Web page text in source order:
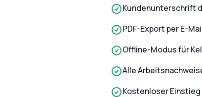
Kundenunterschrift
PDF-Export per E-
Offline-Modus für
Alle
Kostenloser